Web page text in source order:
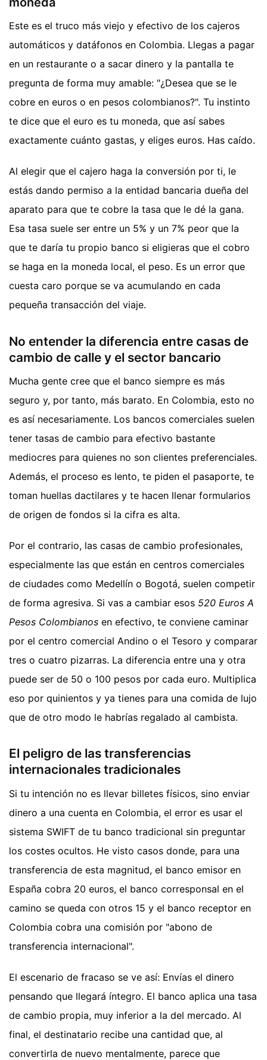
Este es el truco más viejo y efectivo de los cajeros
automáticos y datáfonos en Colombia. Llegas a pagar
en un restaurante o a sacar dinero y la pantalla te
pregunta de forma muy amable: "¿Desea que se le
cobre en euros o en pesos colombianos?". Tu instinto
te dice que el euro es tu moneda, que así sabes
exactamente cuánto gastas, y eliges euros. Has caído.
Al elegir que el cajero haga la conversión por ti, le
estás dando permiso a la entidad bancaria dueña del
aparato para que te cobre la tasa que le dé la gana.
Esa tasa suele ser entre un 5% y un 7% peor que la
que te daría tu propio banco si eligieras que el cobro
se haga en la moneda local, el peso. Es un error que
cuesta caro porque se va acumulando en cada
pequeña transacción del viaje.
No entender la diferencia entre casas de
cambio de calle y el sector bancario
Mucha gente cree que el banco siempre es más
seguro y, por tanto, más barato. En Colombia, esto no
es así necesariamente. Los bancos comerciales suelen
tener tasas de cambio para efectivo bastante
mediocres para quienes no son clientes preferenciales.
Además, el proceso es lento, te piden el pasaporte, te
toman huellas dactilares y te hacen llenar formularios
de origen de fondos si la cifra es alta.
Por el contrario, las casas de cambio profesionales,
especialmente las que están en centros comerciales
de ciudades como Medellín o Bogotá, suelen competir
de forma agresiva. Si vas a cambiar esos 520 Euros A
Pesos Colombianos en efectivo, te conviene caminar
por el centro comercial Andino o el Tesoro y comparar
tres o cuatro pizarras. La diferencia entre una y otra
puede ser de 50 o 100 pesos por cada euro. Multiplica
eso por quinientos y ya tienes para una comida de lujo
que de otro modo le habrías regalado al cambista.
El peligro de las transferencias
internacionales tradicionales
Si tu intención no es llevar billetes físicos, sino enviar
dinero a una cuenta en Colombia, el error es usar el
sistema SWIFT de tu banco tradicional sin preguntar
los costes ocultos. He visto casos donde, para una
transferencia de esta magnitud, el banco emisor en
España cobra 20 euros, el banco corresponsal en el
camino se queda con otros 15 y el banco receptor en
Colombia cobra una comisión por "abono de
transferencia internacional".
El escenario de fracaso se ve así: Envías el dinero
pensando que llegará íntegro. El banco aplica una tasa
de cambio propia, muy inferior a la del mercado. Al
final, el destinatario recibe una cantidad que, al
convertirla de nuevo mentalmente, parece que